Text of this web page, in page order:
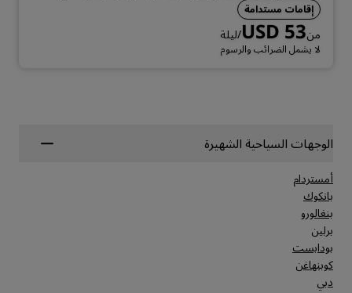
إقامات مستدامة
منUSD 53/ليلة
لا يشمل الضرائب والرسوم
الوجهات السياحية الشهيرة
أمستردام
بانكوك
بنغالورو
برلين
بودابست
كوبنهاغن
دبي